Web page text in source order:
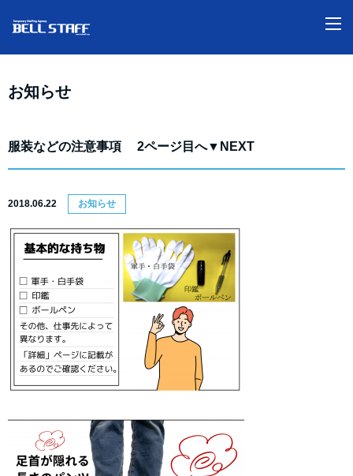
お知らせ
服装などの注意事項 2ページ目へ▼NEXT
2018.06.22 お知らせ